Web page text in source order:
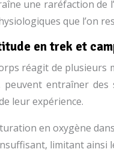
une raréfaction de
que l’on
en trek et
réagit de plusieurs
entraîner
leur expérience.
en oxygène
limitant ainsi